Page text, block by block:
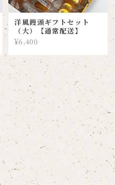
洋風饅頭ギフトセット
（大）【通常配送】
¥6,400